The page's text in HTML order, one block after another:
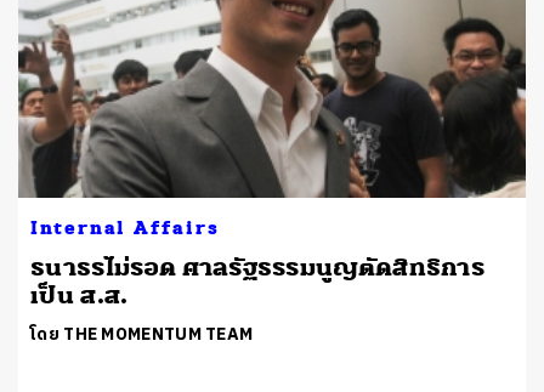
Internal Affairs
ธนาธรไม่รอด ศาลรัฐธรรมนูญตัดสิทธิการ
เป็น ส.ส.
โดย THE MOMENTUM TEAM